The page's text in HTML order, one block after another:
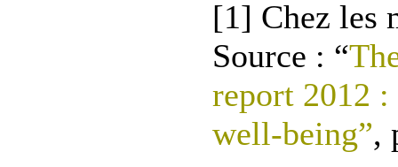
[1] Chez les
Source : “
report 2012
well-being”,